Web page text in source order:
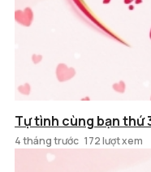
Tự tình cùng bạn thứ
4 tháng trước 172 lượt xem